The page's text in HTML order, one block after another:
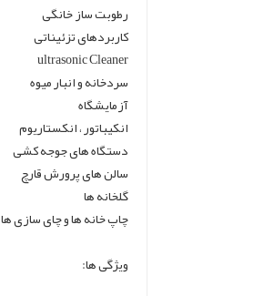
رطوبت ساز خانگی
کاربردهای تزئیناتی
ultrasonic Cleaner
سردخانه و انبار میوه
آزمایشگاه
انکیباتور ، انکستاریوم
دستگاه های جوجه کشی
سالن های پرورش قارچ
گلخانه ها
چاپ خانه ها و چای سازی ها
ویژگی ها: